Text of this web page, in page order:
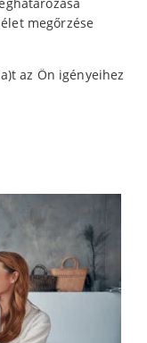
megőrzése
az Ön igényeihez